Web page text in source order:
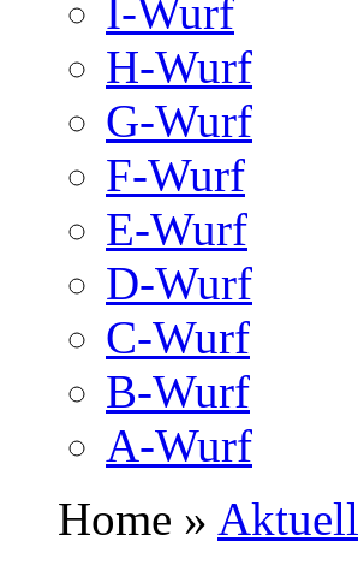
I-Wurf
H-Wurf
G-Wurf
F-Wurf
E-Wurf
D-Wurf
C-Wurf
B-Wurf
A-Wurf
Home » Aktuell